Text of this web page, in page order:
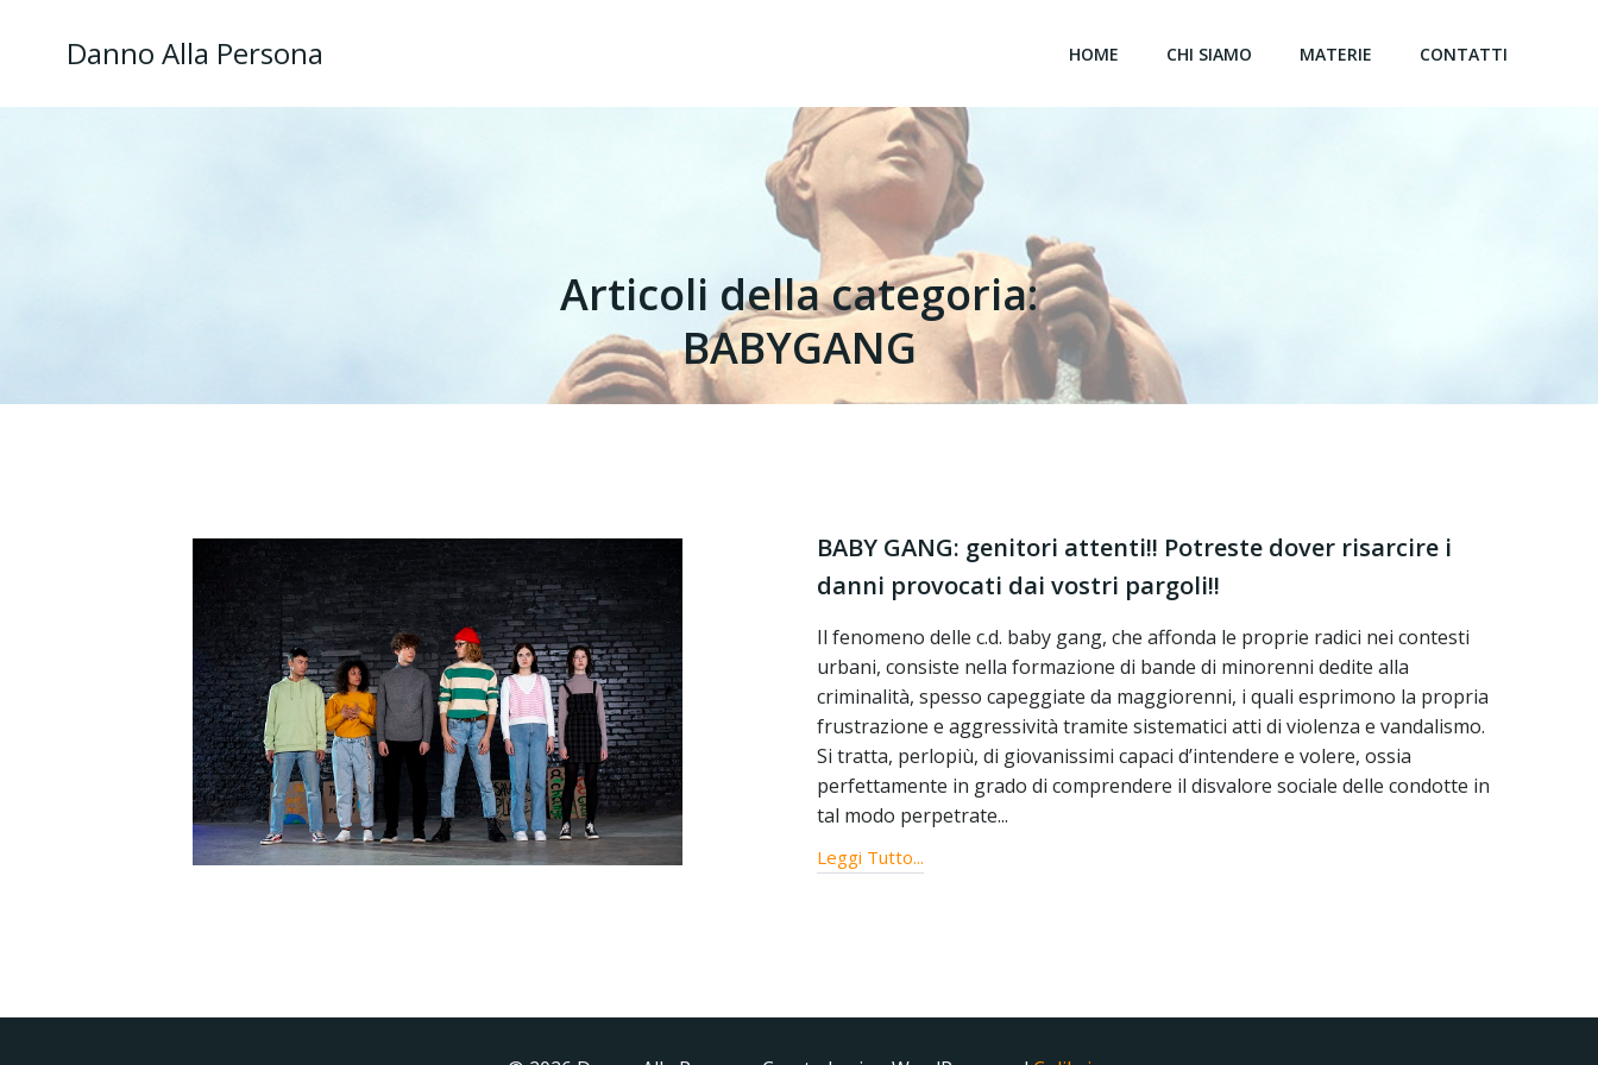
Danno Alla Persona HOME CHI SIAMO MATERIE CONTATTI
Articoli della categoria:
BABYGANG
BABY GANG: genitori attenti!! Potreste dover risarcire i
danni provocati dai vostri pargoli!!
Il fenomeno delle c.d. baby gang, che affonda le proprie radici nei contesti
urbani, consiste nella formazione di bande di minorenni dedite alla
criminalità, spesso capeggiate da maggiorenni, i quali esprimono la propria
frustrazione e aggressività tramite sistematici atti di violenza e vandalismo.
Si tratta, perlopiù, di giovanissimi capaci d’intendere e volere, ossia
perfettamente in grado di comprendere il disvalore sociale delle condotte in
tal modo perpetrate...
Leggi Tutto...